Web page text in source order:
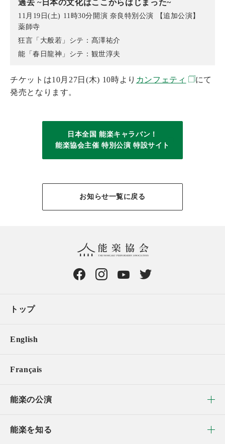
過去 ~日本の文化はここからはじまった~
11月19日(土) 11時30分開演 奈良特別公演 【追加公演】
薬師寺
狂言「大般若」シテ：髙澤祐介
能「春日龍神」シテ：観世淳夫
チケットは10月27日(木) 10時より カンフェティ
にて
発売となります。
日本全国 能楽キャラバン！
能楽協会主催 特別公演 特設サイト
お知らせ一覧に戻る
トップ
English
Français
能楽の公演
能楽を知る